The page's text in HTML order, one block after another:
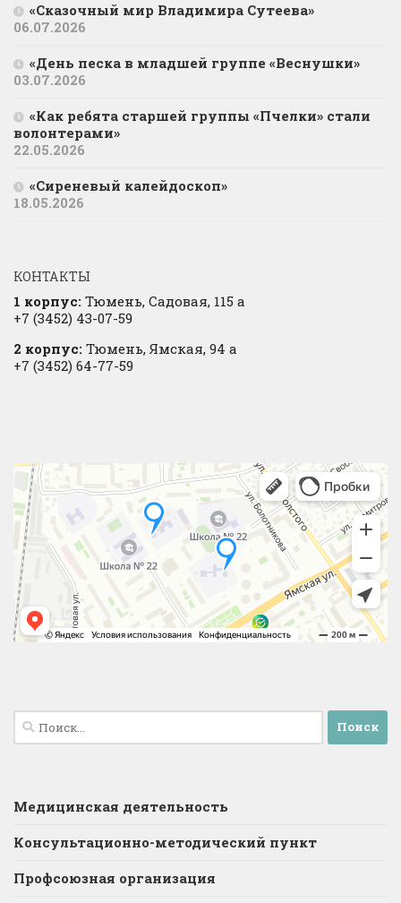
«Сказочный мир Владимира Сутеева»
06.07.2026
«День песка в младшей группе «Веснушки»
03.07.2026
«Как ребята старшей группы «Пчелки» стали
волонтерами»
22.05.2026
«Сиреневый калейдоскоп»
18.05.2026
КОНТАКТЫ
1 корпус: Тюмень, Садовая, 115 а
+7 (3452) 43-07-59
2 корпус: Тюмень, Ямская, 94 а
+7 (3452) 64-77-59
Найти:
Медицинская деятельность
Консультационно-методический пункт
Профсоюзная организация